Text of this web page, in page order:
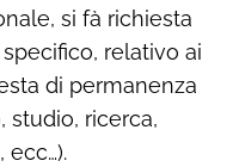
si fà richiesta
relativo ai
di permanenza
studio, ricerca,